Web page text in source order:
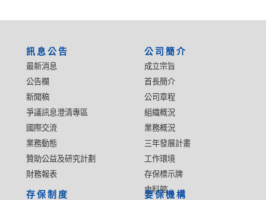
訊息公告
最新消息
公告欄
新聞稿
爭議訊息澄清專區
國際交流
業務動態
贊助公益及研究計劃
財務報表
公司簡介
成立宗旨
首長簡介
公司章程
組織概況
業務概況
三年發展計畫
工作環境
存保標示牌
史料館
存保制度 要保機構